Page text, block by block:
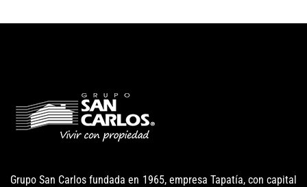
Grupo San Carlos fundada en 1965, empresa Tapatía, con capital